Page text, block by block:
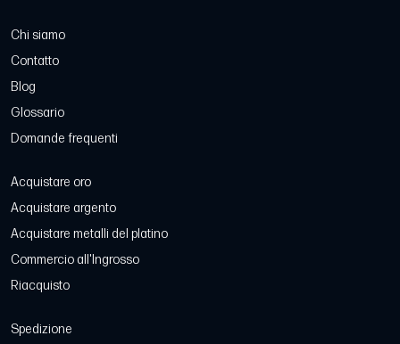
Chi siamo
Contatto
Blog
Glossario
Domande frequenti
Acquistare oro
Acquistare argento
Acquistare metalli del platino
Commercio all'Ingrosso
Riacquisto
Spedizione